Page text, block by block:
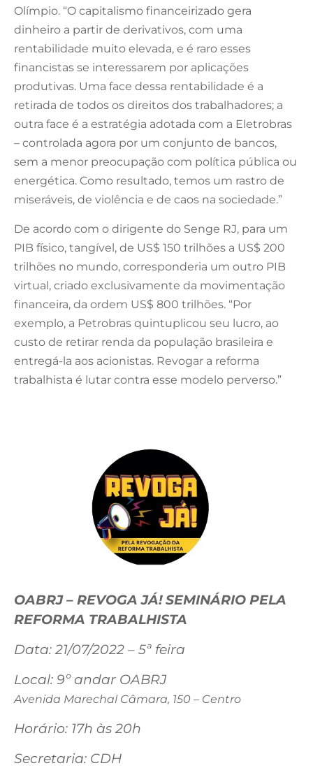
Olímpio. “O capitalismo financeirizado gera
dinheiro a partir de derivativos, com uma
rentabilidade muito elevada, e é raro esses
financistas se interessarem por aplicações
produtivas. Uma face dessa rentabilidade é a
retirada de todos os direitos dos trabalhadores; a
outra face é a estratégia adotada com a Eletrobras
– controlada agora por um conjunto de bancos,
sem a menor preocupação com política pública ou
energética. Como resultado, temos um rastro de
miseráveis, de violência e de caos na sociedade.”
De acordo com o dirigente do Senge RJ, para um
PIB físico, tangível, de US$ 150 trilhões a US$ 200
trilhões no mundo, corresponderia um outro PIB
virtual, criado exclusivamente da movimentação
financeira, da ordem US$ 800 trilhões. “Por
exemplo, a Petrobras quintuplicou seu lucro, ao
custo de retirar renda da população brasileira e
entregá-la aos acionistas. Revogar a reforma
trabalhista é lutar contra esse modelo perverso.”
OABRJ – REVOGA JÁ! SEMINÁRIO PELA
REFORMA TRABALHISTA
Data: 21/07/2022 – 5ª feira
Local: 9º andar OABRJ
Avenida Marechal Câmara, 150 – Centro
Horário: 17h às 20h
Secretaria: CDH